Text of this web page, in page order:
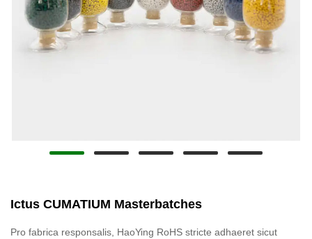
Ictus CUMATIUM Masterbatches
Pro fabrica responsalis, HaoYing RoHS stricte adhaeret sicut